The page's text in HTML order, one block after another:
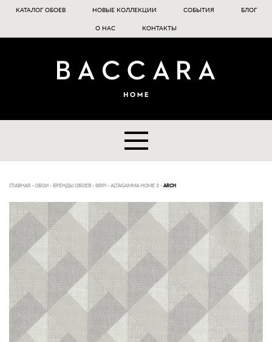
КАТАЛОГ ОБОЕВ НОВЫЕ КОЛЛЕКЦИИ СОБЫТИЯ БЛОГ
О НАС КОНТАКТЫ
ГЛАВНАЯ - ОБОИ - БРЕНДЫ ОБОЕВ - SIRPI - ALTAGAMMA HOME 3 - ARCH